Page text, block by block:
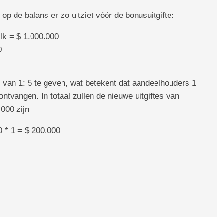
de balans er zo uitziet vóór de bonusuitgifte:
= $ 1.000.000
1: 5 te geven, wat betekent dat aandeelhouders 1
In totaal zullen de nieuwe uitgiftes van
zijn
* 1 = $ 200.000